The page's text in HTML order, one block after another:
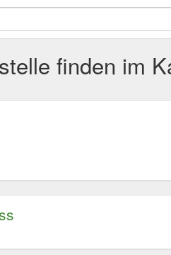
finden im